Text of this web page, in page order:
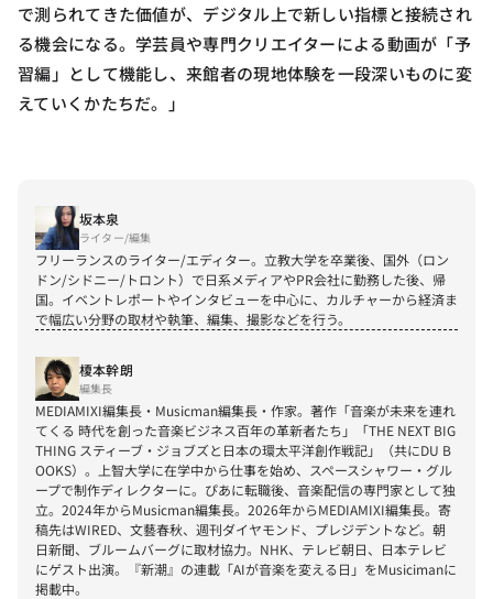
で測られてきた価値が、デジタル上で新しい指標と接続され
る機会になる。学芸員や専門クリエイターによる動画が「予
習編」として機能し、来館者の現地体験を一段深いものに変
えていくかたちだ。」
坂本泉
ライター/編集
フリーランスのライター/エディター。立教大学を卒業後、国外（ロン
ドン/シドニー/トロント）で日系メディアやPR会社に勤務した後、帰
国。イベントレポートやインタビューを中心に、カルチャーから経済ま
で幅広い分野の取材や執筆、編集、撮影などを行う。
榎本幹朗
編集長
MEDIAMIXI編集長・Musicman編集長・作家。著作「音楽が未来を連れ
てくる 時代を創った音楽ビジネス百年の革新者たち」「THE NEXT BIG
THING スティーブ・ジョブズと日本の環太平洋創作戦記」（共にDU B
OOKS）。上智大学に在学中から仕事を始め、スペースシャワー・グル
ープで制作ディレクターに。ぴあに転職後、音楽配信の専門家として独
立。2024年からMusicman編集長。2026年からMEDIAMIXI編集長。寄
稿先はWIRED、文藝春秋、週刊ダイヤモンド、プレジデントなど。朝
日新聞、ブルームバーグに取材協力。NHK、テレビ朝日、日本テレビ
にゲスト出演。『新潮』の連載「AIが音楽を変える日」をMusicimanに
掲載中。